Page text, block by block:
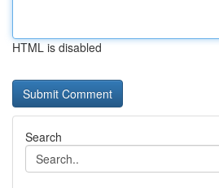
HTML is disabled
Search